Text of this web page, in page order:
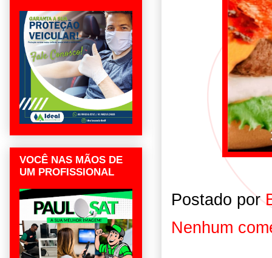
Postado por
Nenhum
VOCÊ NAS MÃOS DE
UM PROFISSIONAL